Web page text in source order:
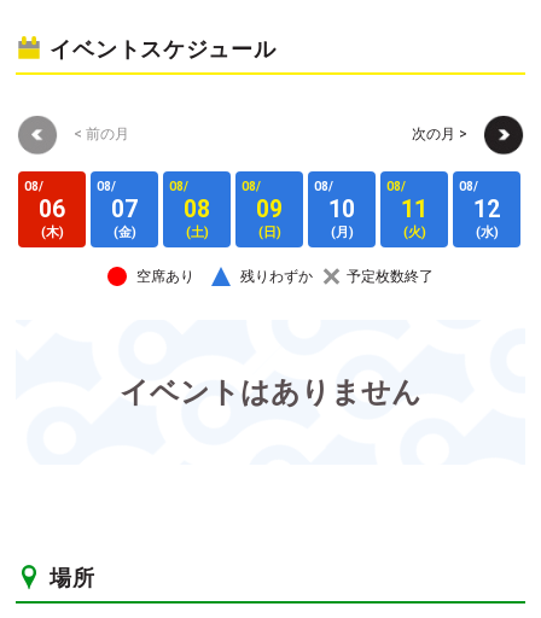
イベントスケジュール
< 前の月 次の月 >
08/
06
(木)
08/
07
(金)
08/
08
(土)
08/
09
(日)
08/
10
(月)
08/
11
(火)
08/
12
(水)
空席あり 残りわずか 予定枚数終了
イベントはありません
場所